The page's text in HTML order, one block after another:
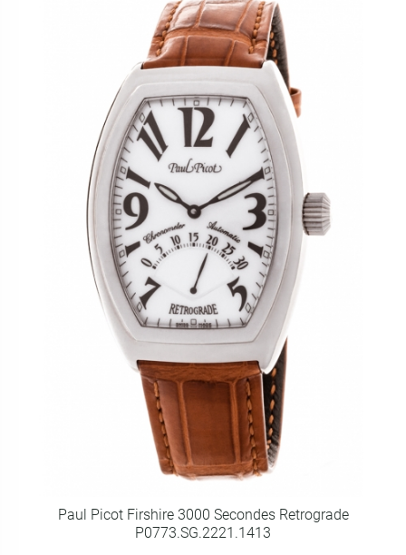
Paul Picot Firshire 3000 Secondes Retrograde
P0773.SG.2221.1413